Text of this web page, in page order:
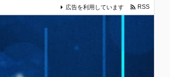
広告を利用しています  RSS